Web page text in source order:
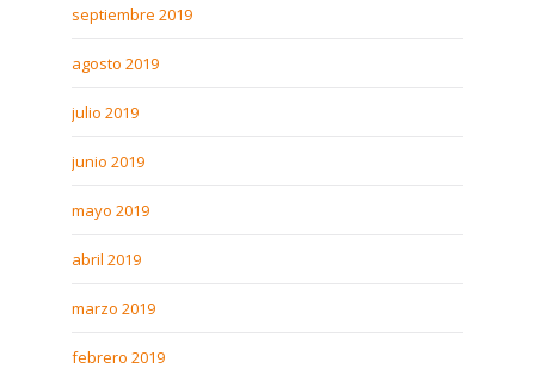
septiembre 2019
agosto 2019
julio 2019
junio 2019
mayo 2019
abril 2019
marzo 2019
febrero 2019